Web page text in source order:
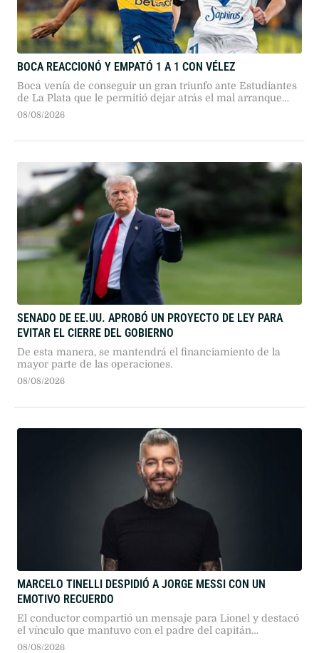
BOCA REACCIONÓ Y EMPATÓ 1 A 1 CON VÉLEZ
Boca venía de conseguir un gran triunfo ante Estudiantes
de La Plata que le permitió dejar atrás el mal arranque
que había tenido en este Torneo Clausura
08/08/2026
SENADO DE EE.UU. APROBÓ UN PROYECTO DE LEY PARA
EVITAR EL CIERRE DEL GOBIERNO
De esta manera, se mantendrá el financiamiento de la
mayor parte de las operaciones.
08/08/2026
MARCELO TINELLI DESPIDIÓ A JORGE MESSI CON UN
EMOTIVO RECUERDO
El conductor compartió un mensaje para Lionel y destacó
el vínculo que mantuvo con el padre del capitán
argentino.
08/08/2026